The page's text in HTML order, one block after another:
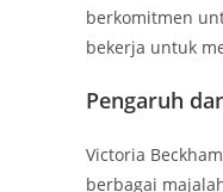
berkomitmen
bekerja untuk
Pengaruh
Victoria
berbagai